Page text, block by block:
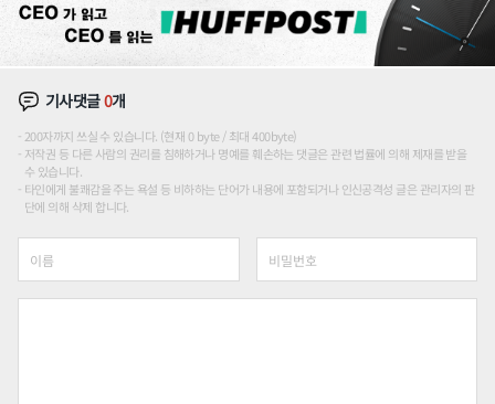
기사댓글0개
200자까지 쓰실 수 있습니다. (현재 0 byte / 최대 400byte)
저작권 등 다른 사람의 권리를 침해하거나 명예를 훼손하는 댓글은 관련 법률에 의해 제재를 받을
수 있습니다.
타인에게 불쾌감을 주는 욕설 등 비하하는 단어가 내용에 포함되거나 인신공격성 글은 관리자의 판
단에 의해 삭제 합니다.